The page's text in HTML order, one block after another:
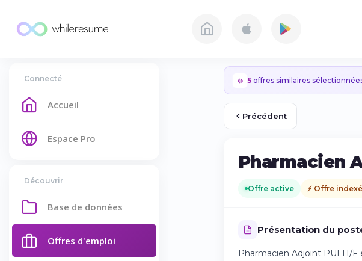
Connecté
Accueil
Espace Pro
Découvrir
Base de données
Offres d'emploi
5 offres similaires
Précédent
Pharmacien
Offre active ⚡ Offre
Présentation du
Pharmacien Adjoint PUI H/F